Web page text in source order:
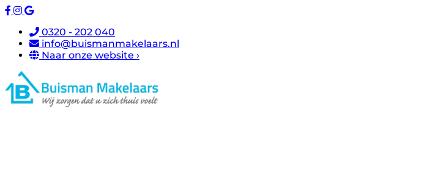
0320 - 202 040
info@buismanmakelaars.nl
Naar onze website ›